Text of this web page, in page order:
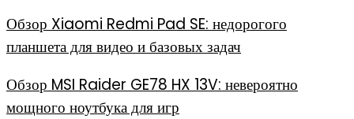
Обзор Xiaomi Redmi Pad SE: недорогого
планшета для видео и базовых задач
Обзор MSI Raider GE78 HX 13V: невероятно
мощного ноутбука для игр